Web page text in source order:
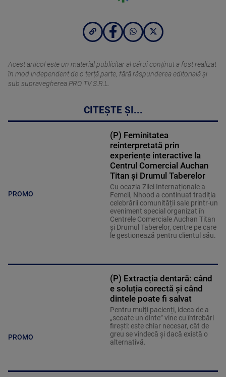
Acest articol este un material publicitar al cărui conținut a fost realizat
în mod independent de o terță parte, fără răspunderea editorială şi
sub supravegherea PRO TV S.R.L.
CITEȘTE ȘI...
PROMO
(P) Feminitatea
reinterpretată prin
experiențe interactive la
Centrul Comercial Auchan
Titan și Drumul Taberelor
Cu ocazia Zilei Internaționale a
Femeii, Nhood a continuat tradiția
celebrării comunității sale printr-un
eveniment special organizat în
Centrele Comerciale Auchan Titan
și Drumul Taberelor, centre pe care
le gestionează pentru clientul său.
PROMO
(P) Extracția dentară: când
e soluția corectă și când
dintele poate fi salvat
Pentru mulți pacienți, ideea de a
„scoate un dinte” vine cu întrebări
firești: este chiar necesar, cât de
greu se vindecă și dacă există o
alternativă.